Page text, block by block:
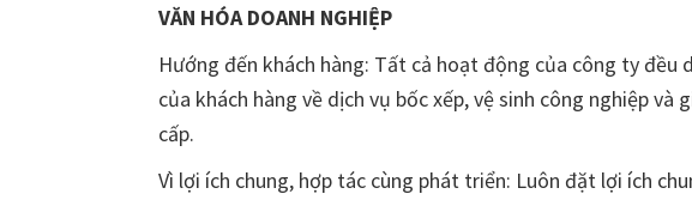
VĂN HÓA DOANH NGHIỆP
Hướng đến khách hàng: Tất cả hoạt động của công ty đều
của khách hàng về dịch vụ bốc xếp, vệ sinh công nghiệp và
cấp.
Vì lợi ích chung, hợp tác cùng phát triển: Luôn đặt lợi ích